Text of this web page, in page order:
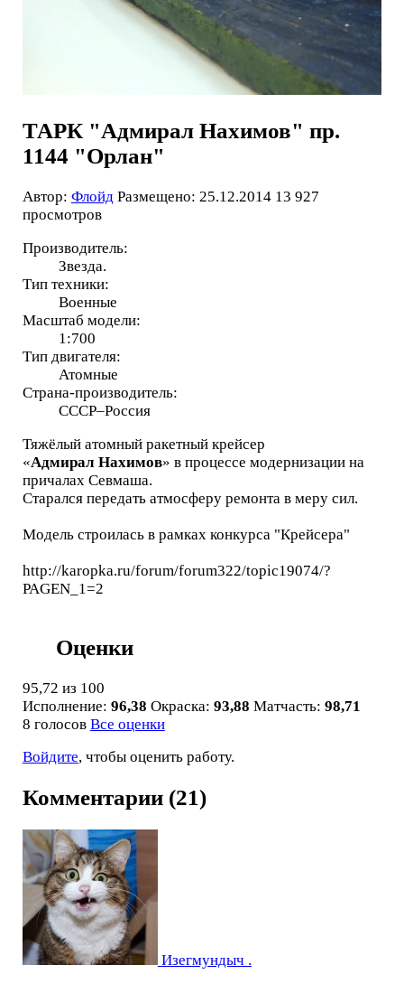
ТАРК "Адмирал Нахимов" пр.
1144 "Орлан"
Автор: Флойд Размещено: 25.12.2014 13 927
просмотров
Производитель:
Звезда.
Тип техники:
Военные
Масштаб модели:
1:700
Тип двигателя:
Атомные
Страна-производитель:
СССР–Россия
Тяжёлый атомный ракетный крейсер
«Адмирал Нахимов» в процессе модернизации на
причалах Севмаша.
Старался передать атмосферу ремонта в меру сил.
Модель строилась в рамках конкурса "Крейсера"
http://karopka.ru/forum/forum322/topic19074/?
PAGEN_1=2
Оценки
95,72 из 100
Исполнение: 96,38 Окраска: 93,88 Матчасть: 98,71
8 голосов Все оценки
Войдите, чтобы оценить работу.
Комментарии (21)
Изегмундыч .